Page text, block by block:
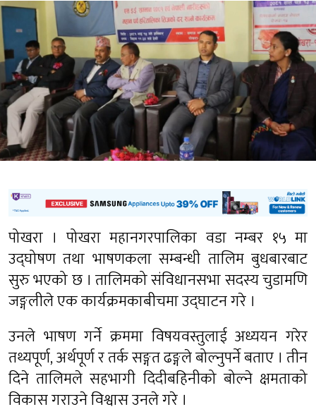
पोखरा । पोखरा महानगरपालिका वडा नम्बर १५ मा
उद्‍घोषण तथा भाषणकला सम्बन्धी तालिम बुधबारबाट
सुरु भएको छ । तालिमको संविधानसभा सदस्य चुडामणि
जङ्गलीले एक कार्यक्रमकाबीचमा उद्‌घाटन गरे ।
उनले भाषण गर्ने क्रममा विषयवस्तुलाई अध्ययन गरेर
तथ्यपूर्ण, अर्थपूर्ण र तर्क सङ्गत ढङ्गले बोल्नुपर्ने बताए । तीन
दिने तालिमले सहभागी दिदीबहिनीको बोल्ने क्षमताको
विकास गराउने विश्वास उनले गरे ।